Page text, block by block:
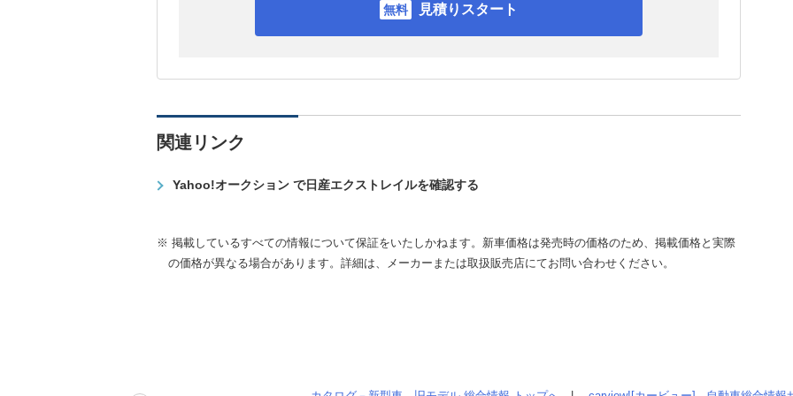
見積りスタート
関連リンク
Yahoo!オークション で日産エクストレイルを確認する
※ 掲載しているすべての情報について保証をいたしかねます。新車価格は発売時の価格のため、掲載価格と実際
の価格が異なる場合があります。詳細は、メーカーまたは取扱販売店にてお問い合わせください。